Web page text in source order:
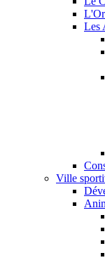
Les
Ville